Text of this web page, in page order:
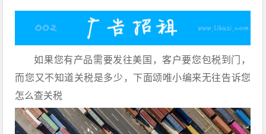
如果您有产品需要发往美国，客户要您包税到门，
而您又不知道关税是多少，下面颂唯小编来无往告诉您
怎么查关税